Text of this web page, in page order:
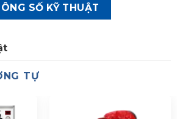
SỐ KỸ THUẬT
TỰ